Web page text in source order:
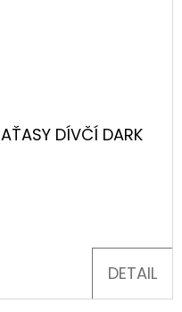
DÍVČÍ DARK
DETAIL